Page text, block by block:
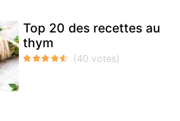
Top 20 des recettes au
thym